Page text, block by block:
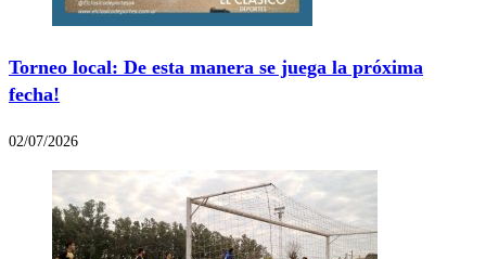
Torneo local: De esta manera se juega la próxima
fecha!
02/07/2026